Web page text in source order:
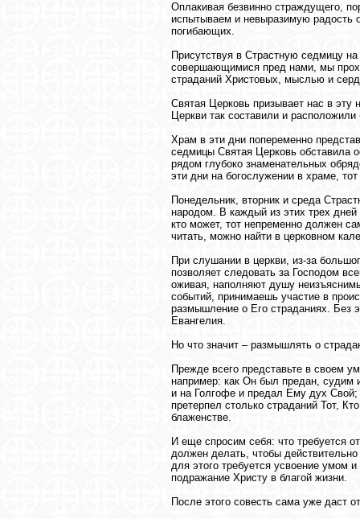
Оплакивая безвинно страждущего,
испытываем и невыразимую радость
погибающих.
Присутствуя в Страстную седмицу
совершающимися пред нами, мы
страданий Христовых, мыслью и
Святая Церковь призывает нас в
Церкви так составили и
Храм в эти дни попеременно
седмицы Святая Церковь
рядом глубоко знаменательных
эти дни на богослужении в храме,
Понедельник, вторник и среда
народом. В каждый из этих трех дней
кто может, тот непременно должен
читать, можно найти в церковном
При слушании в церкви, из-за
позволяет следовать за Господом
оживая, наполняют душу
событий, принимаешь участие в
размышление о Его страданиях. Без
Евангелия.
Но что значит – размышлять о
Прежде всего представьте в своем
например: как Он был предан, судим
и на Голгофе и предал Ему дух Свой;
претерпел столько страданий Тот,
блаженстве.
И еще спросим себя: что требуется
должен делать, чтобы
для этого требуется усвоение умом
подражание Христу в благой жизни.
После этого совесть сама уже даст